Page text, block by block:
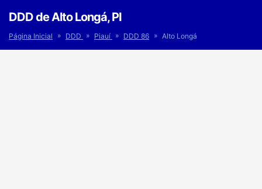
DDD de Alto Longá, PI
Página Inicial » DDD » Piauí » DDD 86 » Alto Longá